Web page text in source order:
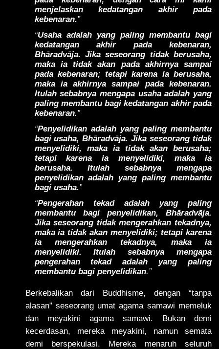
menjelaskan kedatangan akhir pada
kebenaran.”
“Usaha adalah yang paling membantu bagi
kedatangan akhir pada kebenaran,
Bhāradvāja. Jika seseorang tidak berusaha,
maka ia tidak akan pada akhirnya sampai
pada kebenaran; tetapi karena ia berusaha,
maka ia akhirnya sampai pada kebenaran.
Itulah sebabnya mengapa usaha adalah yang
paling membantu bagi kedatangan akhir pada
kebenaran.”
“Penyelidikan adalah yang paling membantu
bagi usaha, Bhāradvāja. Jika seseorang tidak
menyelidiki, maka ia tidak akan berusaha;
tetapi karena ia menyelidiki, maka ia
berusaha. Itulah sebabnya mengapa
penyelidikan adalah yang paling membantu
bagi usaha.”
“Pengerahan tekad adalah yang paling
membantu bagi penyelidikan, Bhāradvāja.
Jika seseorang tidak mengerahkan tekadnya,
maka ia tidak akan menyelidiki; tetapi karena
ia mengerahkan tekadnya, maka ia
menyelidiki. Itulah sebabnya mengapa
pengerahan tekad adalah yang paling
membantu bagi penyelidikan.”
Berkebalikan dari Buddhisme, dengan “tanpa
alasan” seseorang umat agama samawi memeluk
dan meyakini agama samawi. Bukan demi
kecerdasan, mereka meyakini, namun semata
demi berspekulasi. Mereka menaruh seluruh